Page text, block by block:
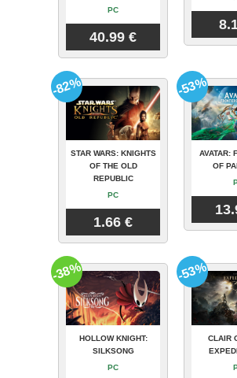
PC
40.99 €
STAR WARS: KNIGHTS
OF THE OLD
REPUBLIC
PC
1.66 €
-82%
AVATAR:
OF
-53%
HOLLOW KNIGHT:
SILKSONG
PC
-38%
CLAIR
-53%